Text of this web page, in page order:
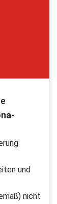
und
nicht